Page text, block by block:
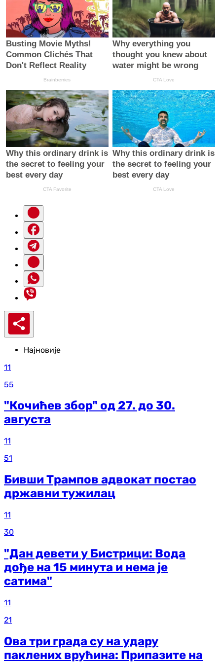
Најновије
11
55
"Кочићев збор" од 27. до 30.
августа
11
51
Бивши Трампов адвокат постао
државни тужилац
11
30
"Дан девети у Бистрици: Вода
дође на 15 минута и нема је
сатима"
11
21
Ова три града су на удару
паклених врућина: Припазите на